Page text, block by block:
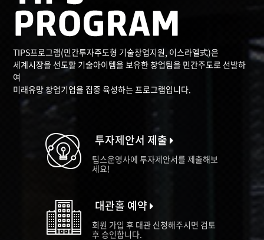
TIPS프로그램(민간투자주도형 기술창업지원, 이스라엘式)은
세계시장을 선도할 기술아이템을 보유한 창업팀을 민간주도로 선발하
여
미래유망 창업기업을 집중 육성하는 프로그램입니다.
투자제안서 제출
팁스운영사에 투자제안서를 제출해보
세요!
대관홀 예약
회원 가입 후 대관 신청해주시면 검토
후 승인합니다.